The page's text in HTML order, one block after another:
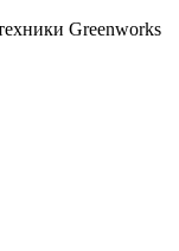
Greenworks